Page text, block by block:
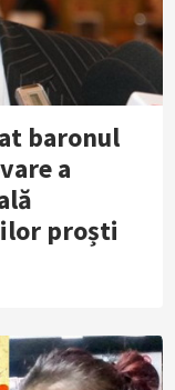
baronul
a
proști